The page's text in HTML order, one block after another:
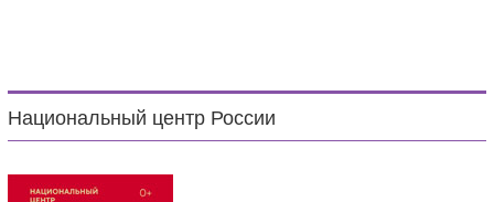
Национальный центр России